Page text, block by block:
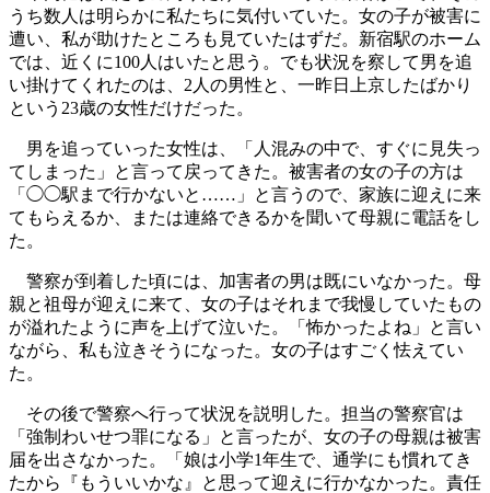
うち数人は明らかに私たちに気付いていた。女の子が被害に
遭い、私が助けたところも見ていたはずだ。新宿駅のホーム
では、近くに100人はいたと思う。でも状況を察して男を追
い掛けてくれたのは、2人の男性と、一昨日上京したばかり
という23歳の女性だけだった。
男を追っていった女性は、「人混みの中で、すぐに見失っ
てしまった」と言って戻ってきた。被害者の女の子の方は
「◯◯駅まで行かないと……」と言うので、家族に迎えに来
てもらえるか、または連絡できるかを聞いて母親に電話をし
た。
警察が到着した頃には、加害者の男は既にいなかった。母
親と祖母が迎えに来て、女の子はそれまで我慢していたもの
が溢れたように声を上げて泣いた。「怖かったよね」と言い
ながら、私も泣きそうになった。女の子はすごく怯えてい
た。
その後で警察へ行って状況を説明した。担当の警察官は
「強制わいせつ罪になる」と言ったが、女の子の母親は被害
届を出さなかった。「娘は小学1年生で、通学にも慣れてき
たから『もういいかな』と思って迎えに行かなかった。責任